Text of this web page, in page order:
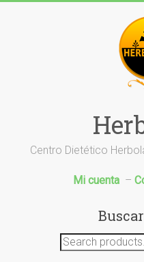
Centro Dietético
Mi cuenta –
Search
for: